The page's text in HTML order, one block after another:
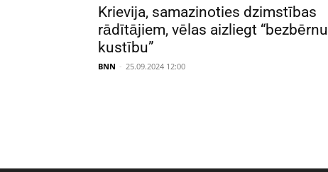
Krievija, samazinoties dzimstības
rādītājiem, vēlas aizliegt “bezbērnu
kustību”
BNN - 25.09.2024 12:00